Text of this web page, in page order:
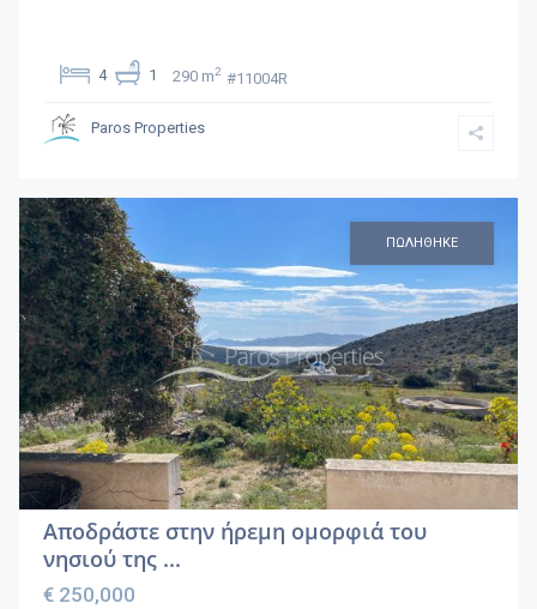
4 1 290 m2 #11004R
Paros Properties
ΠΩΛΗΘΗΚΕ
Αποδράστε στην ήρεμη ομορφιά του
νησιού της ...
€ 250,000